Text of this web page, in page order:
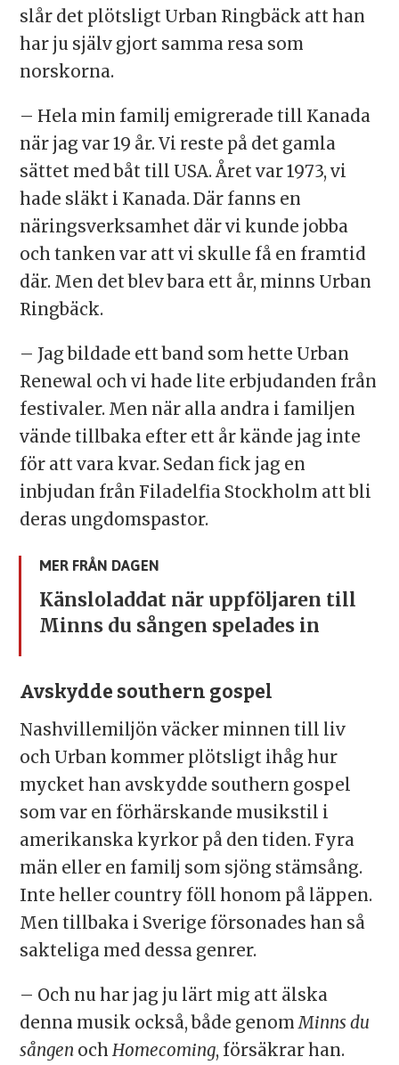
slår det plötsligt Urban Ringbäck att han
har ju själv gjort samma resa som
norskorna.
– Hela min familj emigrerade till Kanada
när jag var 19 år. Vi reste på det gamla
sättet med båt till USA. Året var 1973, vi
hade släkt i Kanada. Där fanns en
näringsverksamhet där vi kunde jobba
och tanken var att vi skulle få en framtid
där. Men det blev bara ett år, minns Urban
Ringbäck.
– Jag bildade ett band som hette Urban
Renewal och vi hade lite erbjudanden från
festivaler. Men när alla andra i familjen
vände tillbaka efter ett år kände jag inte
för att vara kvar. Sedan fick jag en
inbjudan från Filadelfia Stockholm att bli
deras ungdomspastor.
MER FRÅN DAGEN
Känsloladdat när uppföljaren till
Minns du sången spelades in
Avskydde southern gospel
Nashvillemiljön väcker minnen till liv
och Urban kommer plötsligt ihåg hur
mycket han avskydde southern gospel
som var en förhärskande musikstil i
amerikanska kyrkor på den tiden. Fyra
män eller en familj som sjöng stämsång.
Inte heller country föll honom på läppen.
Men tillbaka i Sverige försonades han så
sakteliga med dessa genrer.
– Och nu har jag ju lärt mig att älska
denna musik också, både genomMinns du
sångenoch Homecoming, försäkrar han.